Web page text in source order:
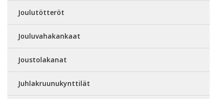
Joulutötteröt
Jouluvahakankaat
Joustolakanat
Juhlakruunukynttilät